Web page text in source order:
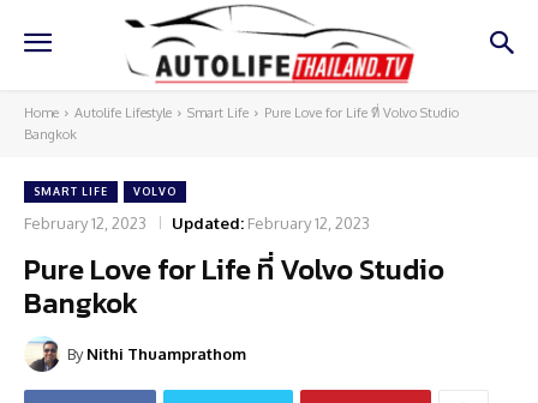
Home Autolife Lifestyle Smart Life
Pure Love for Life ที่ Volvo Studio
Bangkok
SMART LIFE VOLVO
February 12, 2023 Updated: February 12, 2023
Pure Love for Life ที่ Volvo Studio
Bangkok
By Nithi Thuamprathom